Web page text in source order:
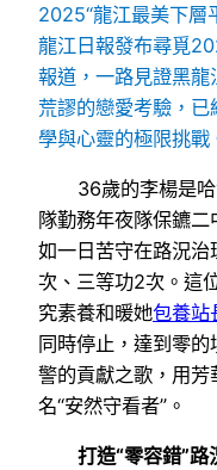
2025“龍江最美下層
龍江日報發布尋覓
報道，一路見證黑
荒謬的戀愛考驗，
學與心靈的極限挑戰
36歲的李楊是
隊勤務年夜隊保鑣
如一日苦守在路況治
次、三等功2次。這
究素養和暖她包養站
同時停止，達到零
警的貢獻之歌，用
名“安然守看者”。
打造“零容錯”路